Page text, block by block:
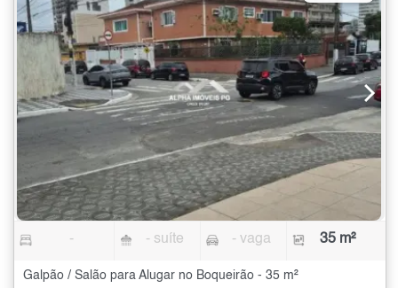
- - suíte - vaga 35 m²
Galpão / Salão para Alugar no Boqueirão - 35 m²